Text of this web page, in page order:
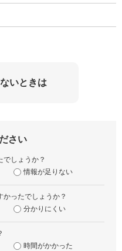
いときは
さい
でしょうか？
情報が足りない
ったでしょうか？
分かりにくい
時間がかかった